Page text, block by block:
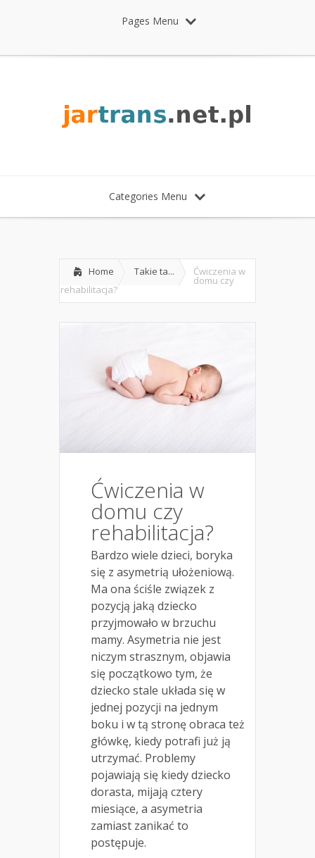
Pages Menu
Categories Menu
Home Takie ta... Ćwiczenia w
domu czy
rehabilitacja?
Ćwiczenia w
domu czy
rehabilitacja?
Bardzo wiele dzieci, boryka
się z asymetrią ułożeniową.
Ma ona ściśle związek z
pozycją jaką dziecko
przyjmowało w brzuchu
mamy. Asymetria nie jest
niczym strasznym, objawia
się początkowo tym, że
dziecko stale układa się w
jednej pozycji na jednym
boku i w tą stronę obraca też
główkę, kiedy potrafi już ją
utrzymać. Problemy
pojawiają się kiedy dziecko
dorasta, mijają cztery
miesiące, a asymetria
zamiast zanikać to
postępuje.